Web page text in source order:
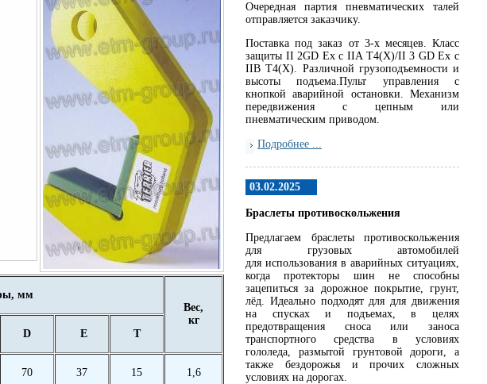
мм
Вес,
кг
D E T
70 37 15 1,6
Очередная партия пневматических талей
отправляется заказчику.
Поставка под заказ от 3-х месяцев. Класс
защиты II 2GD Ex c IIA T4(X)/II 3 GD Ex c
IIB T4(X). Различной грузоподъемности и
высоты подъема.Пульт управления с
кнопкой аварийной остановки. Механизм
передвижения с цепным или
пневматическим приводом.
Подробнее ...
03.02.2025
Браслеты противоскольжения
Предлагаем браслеты противоскольжения
для грузовых автомобилей
для использования в аварийных ситуациях,
когда протекторы шин не способны
зацепиться за дорожное покрытие, грунт,
лёд. Идеально подходят для для движения
на спусках и подъемах, в целях
предотвращения сноса или заноса
транспортного средства в условиях
гололеда, размытой грунтовой дороги, а
также бездорожья и прочих сложных
условиях на дорогах.